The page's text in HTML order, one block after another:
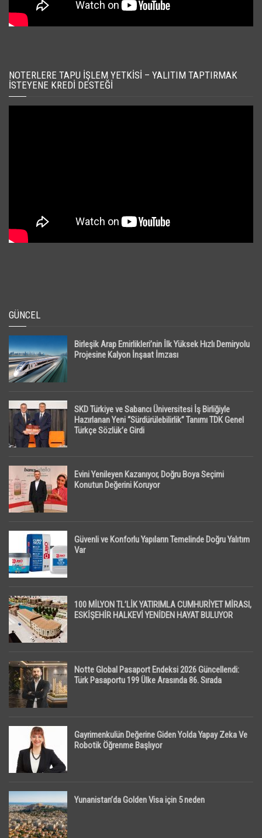
NOTERLERE TAPU İŞLEM YETKISI – YALITIM TAPTIRMAK
İSTEYENE KREDI DESTEĞI
GÜNCEL
Birleşik Arap Emirlikleri’nin İlk Yüksek Hızlı Demiryolu
Projesine Kalyon İnşaat İmzası
SKD Türkiye ve Sabancı Üniversitesi İş Birliğiyle
Hazırlanan Yeni “Sürdürülebilirlik” Tanımı TDK Genel
Türkçe Sözlük’e Girdi
Evini Yenileyen Kazanıyor, Doğru Boya Seçimi
Konutun Değerini Koruyor
Güvenli ve Konforlu Yapıların Temelinde Doğru Yalıtım
Var
100 MİLYON TL’LİK YATIRIMLA CUMHURİYET MİRASI,
ESKİŞEHİR HALKEVİ YENİDEN HAYAT BULUYOR
Notte Global Pasaport Endeksi 2026 Güncellendi:
Türk Pasaportu 199 Ülke Arasında 86. Sırada
Gayrimenkulün Değerine Giden Yolda Yapay Zeka Ve
Robotik Öğrenme Başlıyor
Yunanistan’da Golden Visa için 5 neden